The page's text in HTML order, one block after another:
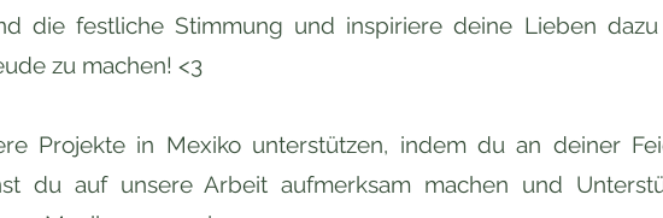
die festliche Stimmung und inspiriere deine Lieben
zu machen! <3
Projekte in Mexiko unterstützen, indem du an deiner
du auf unsere Arbeit aufmerksam machen und